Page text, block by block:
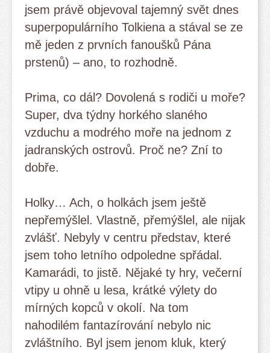
jsem právě objevoval tajemný svět dnes
superpopulárního Tolkiena a stával se ze
mě jeden z prvních fanoušků Pána
prstenů) – ano, to rozhodně.
Prima, co dál? Dovolená s rodiči u moře?
Super, dva týdny horkého slaného
vzduchu a modrého moře na jednom z
jadranských ostrovů. Proč ne? Zní to
dobře.
Holky… Ach, o holkách jsem ještě
nepřemýšlel. Vlastně, přemýšlel, ale nijak
zvlášť. Nebyly v centru představ, které
jsem toho letního odpoledne spřádal.
Kamarádi, to jistě. Nějaké ty hry, večerní
vtipy u ohně u lesa, krátké výlety do
mírných kopců v okolí. Na tom
nahodilém fantazírování nebylo nic
zvláštního. Byl jsem jenom kluk, který